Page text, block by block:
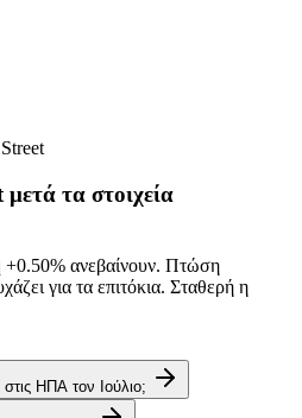
τα στοιχεία
+0.50% ανεβαίνουν. Πτώση
για τα επιτόκια. Σταθερή η
στις ΗΠΑ τον Ιούλιο;